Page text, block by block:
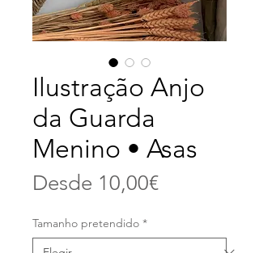
Ilustração Anjo
da Guarda
Menino • Asas
Desde 10,00€Precio
oferta
Tamanho pretendido *